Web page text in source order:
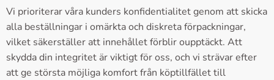
Vi prioriterar våra kunders konfidentialitet genom att skicka
alla beställningar i omärkta och diskreta förpackningar,
vilket säkerställer att innehållet förblir oupptäckt. Att
skydda din integritet är viktigt för oss, och vi strävar efter
att ge största möjliga komfort från köptillfället till